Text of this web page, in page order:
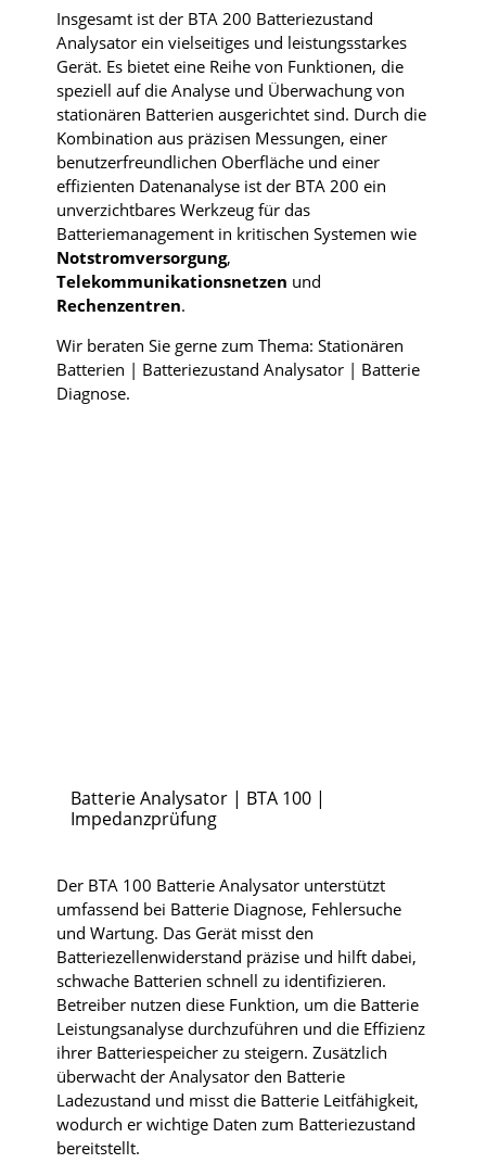
Insgesamt ist der BTA 200 Batteriezustand
Analysator ein vielseitiges und leistungsstarkes
Gerät. Es bietet eine Reihe von Funktionen, die
speziell auf die Analyse und Überwachung von
stationären Batterien ausgerichtet sind. Durch die
Kombination aus präzisen Messungen, einer
benutzerfreundlichen Oberfläche und einer
effizienten Datenanalyse ist der BTA 200 ein
unverzichtbares Werkzeug für das
Batteriemanagement in kritischen Systemen wie
Notstromversorgung,
Telekommunikationsnetzen und
Rechenzentren.
Wir beraten Sie gerne zum Thema: Stationären
Batterien | Batteriezustand Analysator | Batterie
Diagnose.
Batterie Analysator | BTA 100 |
Impedanzprüfung
Der BTA 100 Batterie Analysator unterstützt
umfassend bei Batterie Diagnose, Fehlersuche
und Wartung. Das Gerät misst den
Batteriezellenwiderstand präzise und hilft dabei,
schwache Batterien schnell zu identifizieren.
Betreiber nutzen diese Funktion, um die Batterie
Leistungsanalyse durchzuführen und die Effizienz
ihrer Batteriespeicher zu steigern. Zusätzlich
überwacht der Analysator den Batterie
Ladezustand und misst die Batterie Leitfähigkeit,
wodurch er wichtige Daten zum Batteriezustand
bereitstellt.